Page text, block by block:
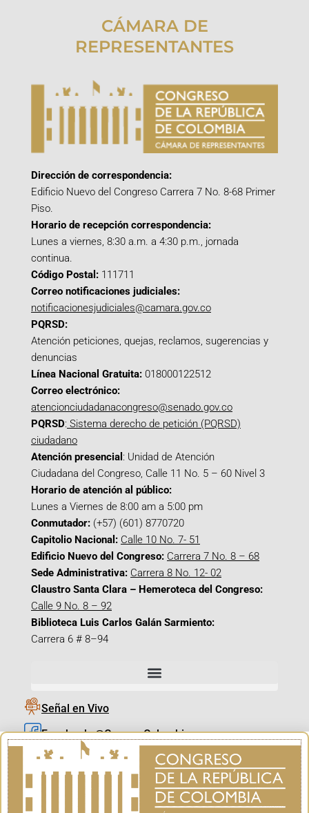
CÁMARA DE
REPRESENTANTES
Dirección de correspondencia:
Edificio Nuevo del Congreso Carrera 7 No. 8-68 Primer
Piso.
Horario de recepción correspondencia:
Lunes a viernes, 8:30 a.m. a 4:30 p.m., jornada
continua.
Código Postal: 111711
Correo notificaciones judiciales:
notificacionesjudiciales@camara.gov.co
PQRSD:
Atención peticiones, quejas, reclamos, sugerencias y
denuncias
Línea Nacional Gratuita: 018000122512
Correo electrónico:
atencionciudadanacongreso@senado.gov.co
PQRSD: Sistema derecho de petición (PQRSD)
ciudadano
Atención presencial : Unidad de Atención
Ciudadana del Congreso, Calle 11 No. 5 – 60 Nivel 3
Horario de atención al público:
Lunes a Viernes de 8:00 am a 5:00 pm
Conmutador: (+57) (601) 8770720
Capitolio Nacional: Calle 10 No. 7- 51
Edificio Nuevo del Congreso: Carrera 7 No. 8 – 68
Sede Administrativa: Carrera 8 No. 12- 02
Claustro Santa Clara – Hemeroteca del Congreso:
Calle 9 No. 8 – 92
Biblioteca Luis Carlos Galán Sarmiento:
Carrera 6 # 8–94
Señal en Vivo
Facebook_@CamaraColombia
Instagram_@CamaraColombia
X_@CamaraColombia